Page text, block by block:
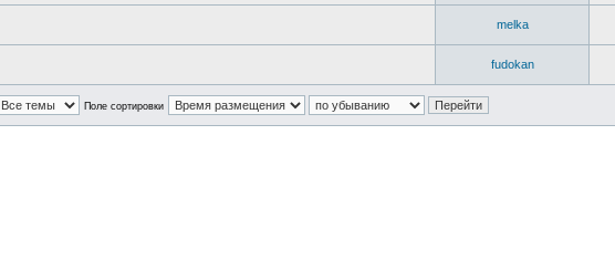
melka
fudokan
Поле сортировки